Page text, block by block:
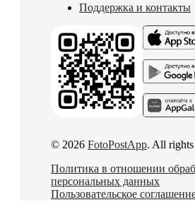
Поддержка и контакты
© 2026 FotoPostApp. All rights
Политика в отношении
персональных данных
Пользовательское